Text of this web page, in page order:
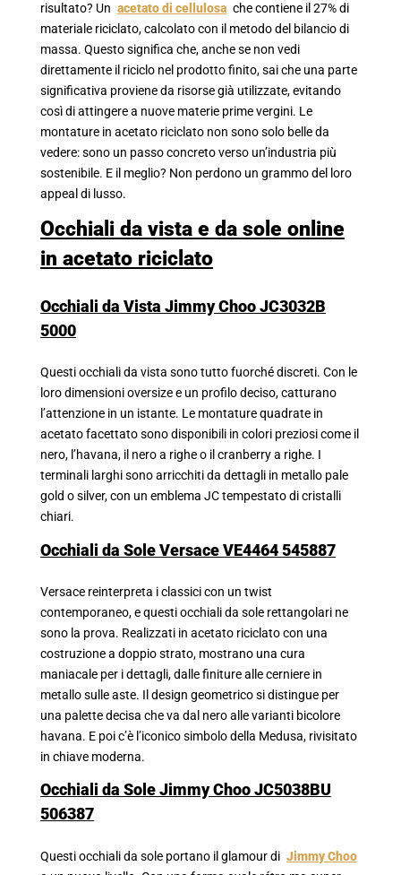
risultato? Un acetato di cellulosa che contiene il 27% di
materiale riciclato, calcolato con il metodo del bilancio di
massa. Questo significa che, anche se non vedi
direttamente il riciclo nel prodotto finito, sai che una parte
significativa proviene da risorse già utilizzate, evitando
così di attingere a nuove materie prime vergini. Le
montature in acetato riciclato non sono solo belle da
vedere: sono un passo concreto verso un’industria più
sostenibile. E il meglio? Non perdono un grammo del loro
appeal di lusso.
Occhiali da vista e da sole online
in acetato riciclato
Occhiali da Vista Jimmy Choo JC3032B
5000
Questi occhiali da vista sono tutto fuorché discreti. Con le
loro dimensioni oversize e un profilo deciso, catturano
l’attenzione in un istante. Le montature quadrate in
acetato facettato sono disponibili in colori preziosi come il
nero, l’havana, il nero a righe o il cranberry a righe. I
terminali larghi sono arricchiti da dettagli in metallo pale
gold o silver, con un emblema JC tempestato di cristalli
chiari.
Occhiali da Sole Versace VE4464 545887
Versace reinterpreta i classici con un twist
contemporaneo, e questi occhiali da sole rettangolari ne
sono la prova. Realizzati in acetato riciclato con una
costruzione a doppio strato, mostrano una cura
maniacale per i dettagli, dalle finiture alle cerniere in
metallo sulle aste. Il design geometrico si distingue per
una palette decisa che va dal nero alle varianti bicolore
havana. E poi c’è l’iconico simbolo della Medusa, rivisitato
in chiave moderna.
Occhiali da Sole Jimmy Choo JC5038BU
506387
Questi occhiali da sole portano il glamour di Jimmy Choo